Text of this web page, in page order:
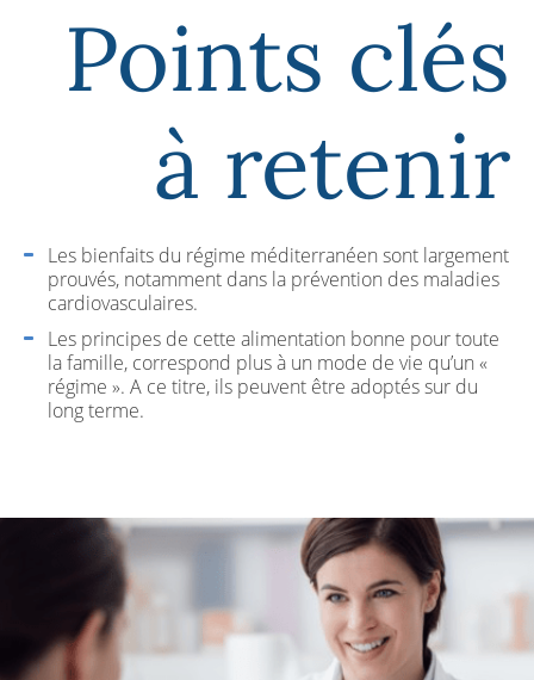
Points clés
à retenir
Les bienfaits du régime méditerranéen sont largement
prouvés, notamment dans la prévention des maladies
cardiovasculaires.
Les principes de cette alimentation bonne pour toute
la famille, correspond plus à un mode de vie qu’un «
régime ». A ce titre, ils peuvent être adoptés sur du
long terme.